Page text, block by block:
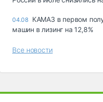
04.08 КАМАЗ в первом
машин в лизинг на 12,8%
Все новости